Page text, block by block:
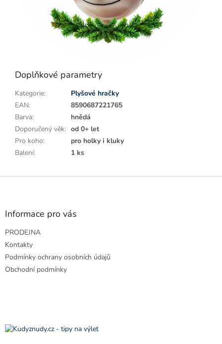
Doplňkové parametry
Kategorie:
Plyšové hračky
EAN:
8590687221765
Barva:
hnědá
Doporučený věk: od 0+ let
Pro koho:
pro holky i kluky
Balení: 1 ks
Z
Informace pro vás
PRODEJNA
Kontakty
Podmínky ochrany osobních údajů
Obchodní podmínky